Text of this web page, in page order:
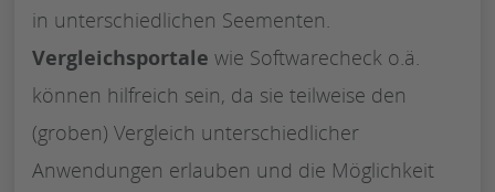
in unterschiedlichen Seementen.
Vergleichsportale wie Softwarecheck o.ä.
können hilfreich sein, da sie teilweise den
(groben) Vergleich unterschiedlicher
Anwendungen erlauben und die Möglichkeit